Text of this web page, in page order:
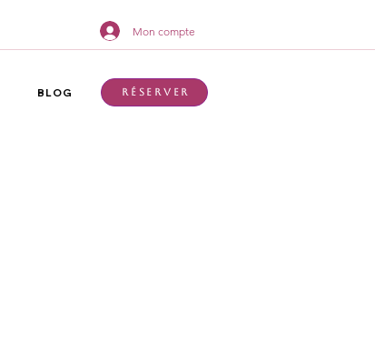
Mon compte
BLOG Réserver